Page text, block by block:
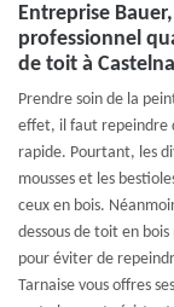
Entreprise
professionnel
de toit à
Prendre soin de la
effet, il faut repeindre
rapide. Pourtant, les
mousses et les
ceux en bois.
dessous de toit en
pour éviter de
Tarnaise vous offres